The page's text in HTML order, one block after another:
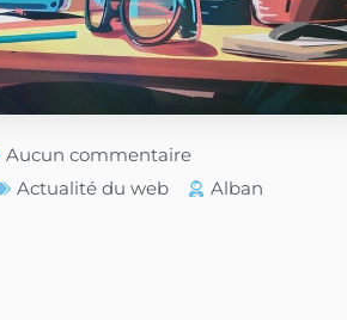
Aucun commentaire
Actualité du web Alban